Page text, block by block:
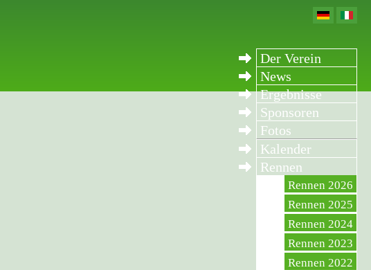
Der Verein
News
Ergebnisse
Sponsoren
Fotos
Kalender
Rennen
Rennen 2026
Rennen 2025
Rennen 2024
Rennen 2023
Rennen 2022